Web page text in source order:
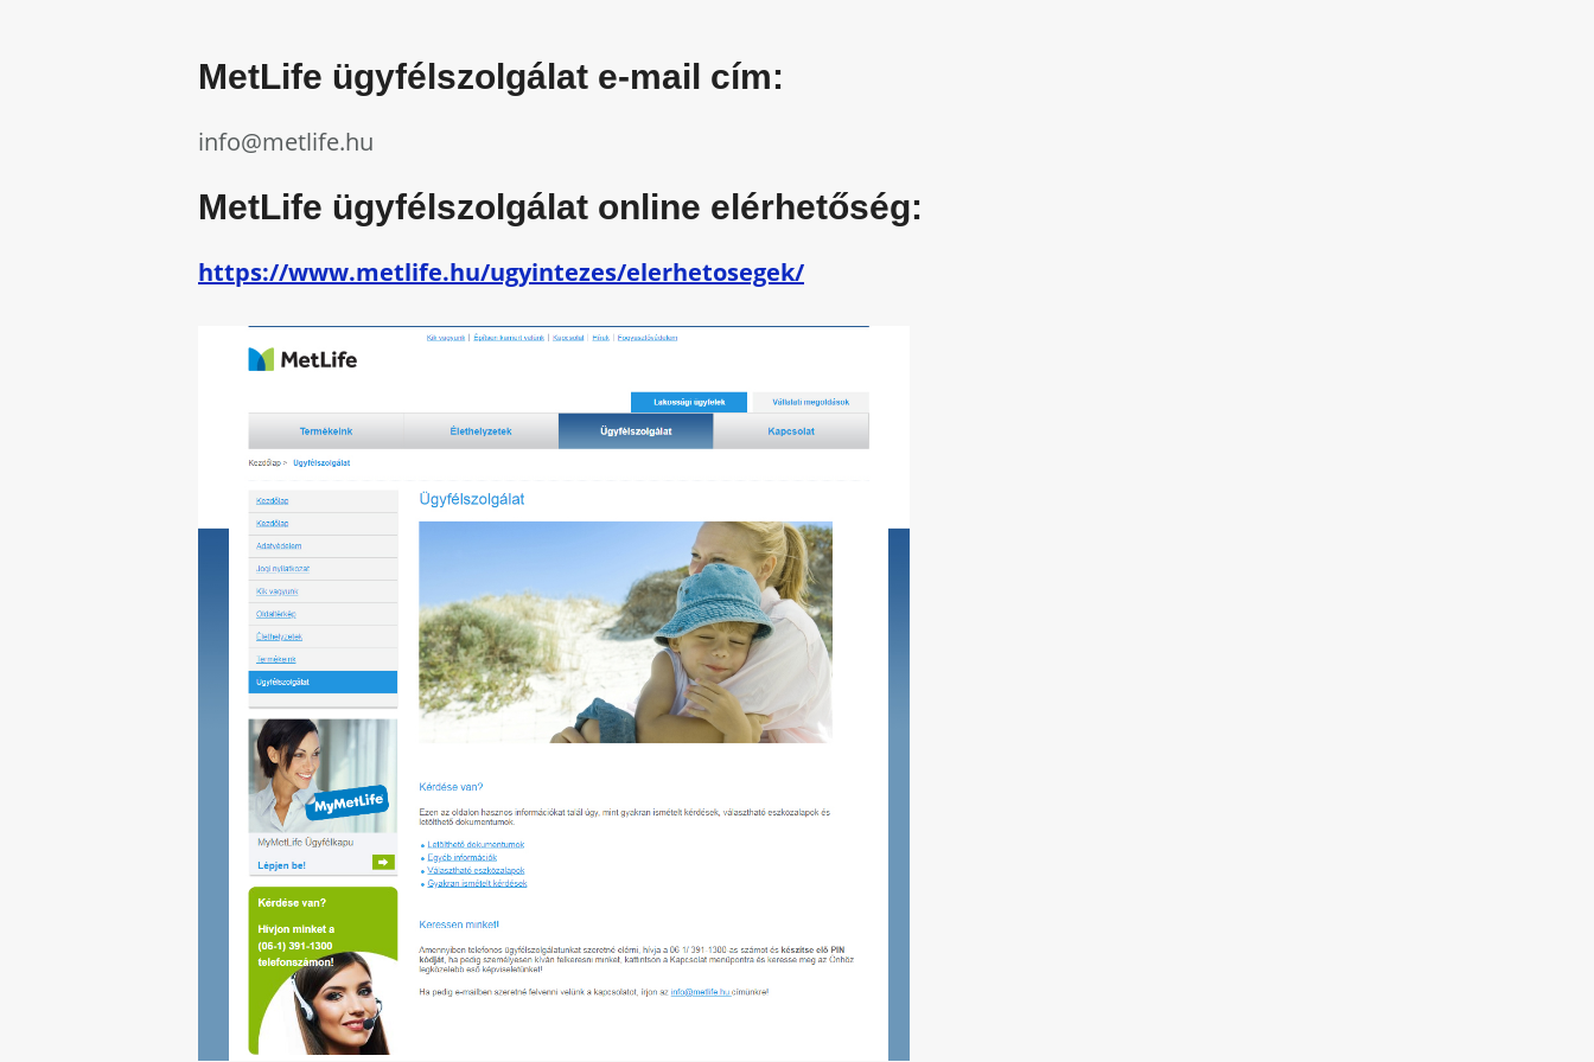
MetLife ügyfélszolgálat e-mail cím:
info@metlife.hu
MetLife ügyfélszolgálat online elérhetőség:
https://www.metlife.hu/ugyintezes/elerhetosegek/